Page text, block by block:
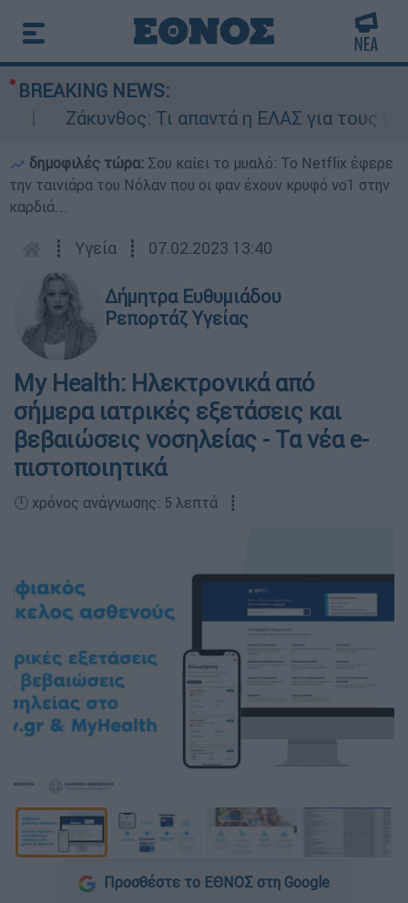
BREAKING NEWS:
Ζάκυνθος: Τι απαντά η ΕΛΑΣ για τους 8
δημοφιλές τώρα: Σου καίει το μυαλό: Το Netflix έφερε
την ταινιάρα του Νόλαν που οι φαν έχουν κρυφό νο1 στην
καρδιά...
┋ Υγεία ┋ 07.02.2023 13:40
Δήμητρα Ευθυμιάδου
Ρεπορτάζ Υγείας
My Health: Ηλεκτρονικά από
σήμερα ιατρικές εξετάσεις και
βεβαιώσεις νοσηλείας - Τα νέα e-
πιστοποιητικά
🕛 χρόνος ανάγνωσης: 5 λεπτά ┋
Προσθέστε το ΕΘΝΟΣ στη Google